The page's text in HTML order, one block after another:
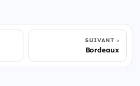
SUIVANT
Bordeaux